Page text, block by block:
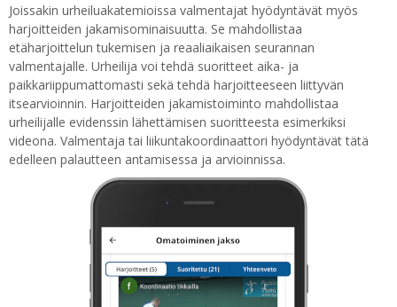
Joissakin urheiluakatemioissa valmentajat hyödyntävät myös
harjoitteiden jakamisominaisuutta. Se mahdollistaa
etäharjoittelun tukemisen ja reaaliaikaisen seurannan
valmentajalle. Urheilija voi tehdä suoritteet aika- ja
paikkariippumattomasti sekä tehdä harjoitteeseen liittyvän
itsearvioinnin. Harjoitteiden jakamistoiminto mahdollistaa
urheilijalle evidenssin lähettämisen suoritteesta esimerkiksi
videona. Valmentaja tai liikuntakoordinaattori hyödyntävät tätä
edelleen palautteen antamisessa ja arvioinnissa.